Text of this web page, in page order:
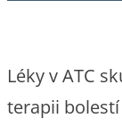
Léky v ATC
terapii